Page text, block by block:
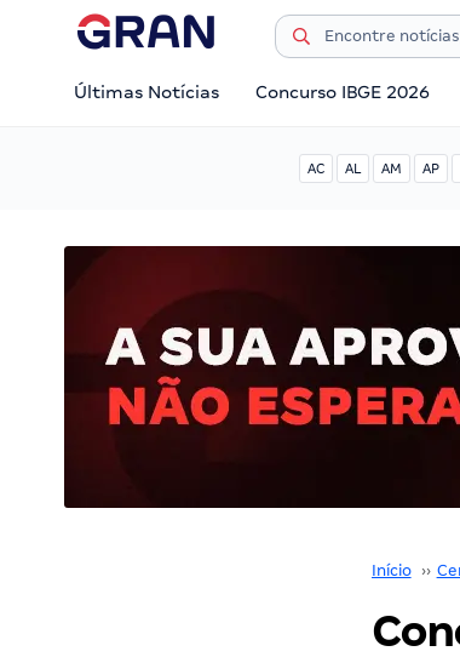
Últimas Notícias Concurso IBGE 2026
AC AL AM AP
Início ››